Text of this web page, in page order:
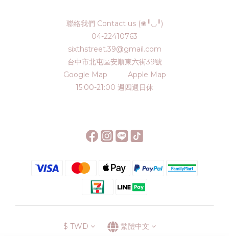
聯絡我們 Contact us (❀╹◡╹)
04-22410763
sixthstreet.39@gmail.com
台中市北屯區安順東六街39號
Google Map
Apple Map
15:00-21:00 週四週日休
$ TWD 繁體中文